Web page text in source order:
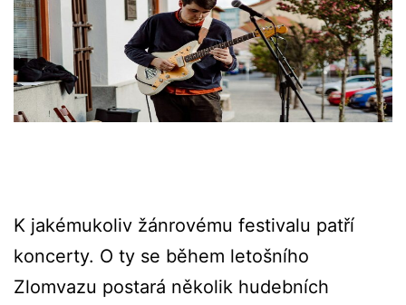
K jakémukoliv žánrovému festivalu patří
koncerty. O ty se během letošního
Zlomvazu postará několik hudebních